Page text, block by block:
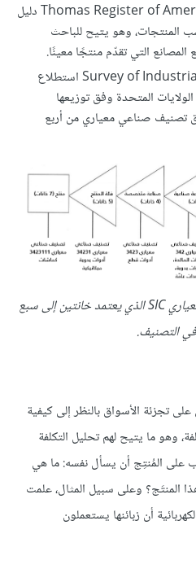
Thomas Register of American Manufacturers دليل
المنتجات، وهو يتيح للباحث
التي تقدّم منتجًا معينًا.
Survey of Industrial Purchasing Power استطلاع
المتحدة وفق توزيعها
تصنيف صناعي معياري من أربع
المخطط 5: التصنيف الصناعي المعياري SIC الذي يعتمد خانتين إلى سبع
التصنيف.
تجزئة الأسواق بالنظر إلى كيفية
وهو ما يتيح لهم تحليل التكلفة
على المُنتِج أن يسأل نفسه: ما هي
المنتَج؟ وعلى سبيل المثال، علمت
أن زبائنها يستعملون